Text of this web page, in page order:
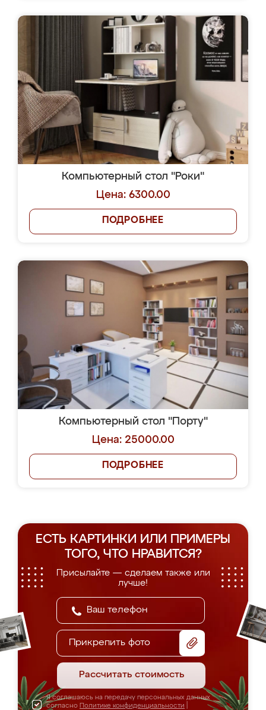
Компьютерный стол "Роки"
Цена: 6300.00
ПОДРОБНЕЕ
Компьютерный стол "Порту"
Цена: 25000.00
ПОДРОБНЕЕ
ЕСТЬ КАРТИНКИ ИЛИ ПРИМЕРЫ
ТОГО, ЧТО НРАВИТСЯ?
Присылайте — сделаем также или
лучше!
Прикрепить фото
Рассчитать стоимость
Я соглашаюсь на передачу персональных данных
согласно Политике конфиденциальности